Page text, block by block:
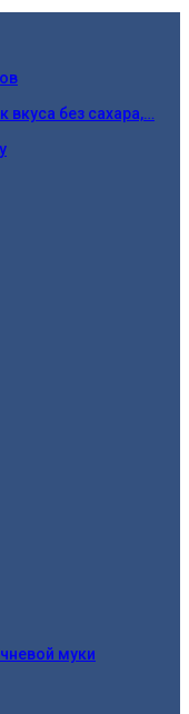
вкуса без сахара,…
муки